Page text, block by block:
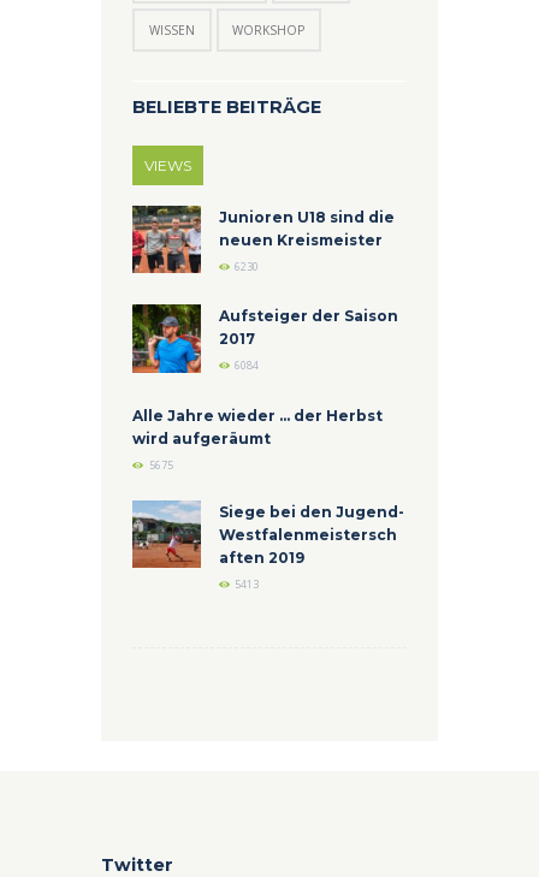
WISSEN WORKSHOP
BELIEBTE BEITRÄGE
VIEWS
Junioren U18 sind die
neuen Kreismeister
6230
Aufsteiger der Saison
2017
6084
Alle Jahre wieder ... der Herbst
wird aufgeräumt
5675
Siege bei den Jugend-
Westfalenmeistersch
aften 2019
5413
Twitter